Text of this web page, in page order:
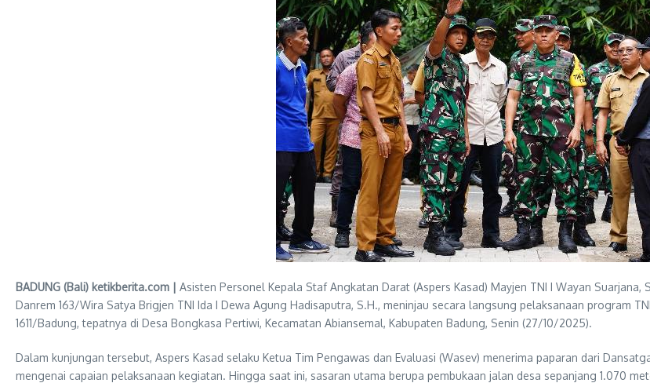
BADUNG (Bali) ketikberita.com | Asisten Personel Kepala Staf Angkatan Darat (Aspers Kasad) Mayjen TNI I Wayan Suarjana,
Danrem 163/Wira Satya Brigjen TNI Ida I Dewa Agung Hadisaputra, S.H., meninjau secara langsung pelaksanaan program
1611/Badung, tepatnya di Desa Bongkasa Pertiwi, Kecamatan Abiansemal, Kabupaten Badung, Senin (27/10/2025).
Dalam kunjungan tersebut, Aspers Kasad selaku Ketua Tim Pengawas dan Evaluasi (Wasev) menerima paparan dari
mengenai capaian pelaksanaan kegiatan. Hingga saat ini, sasaran utama berupa pembukaan jalan desa sepanjang 1.070